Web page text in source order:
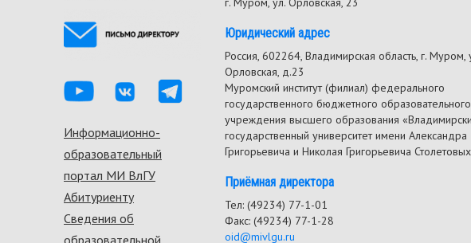
Footer
menu
Информационно-
образовательный
портал МИ ВлГУ
Абитуриенту
Сведения об
Юридический адрес
Россия, 602264, Владимирская область, г. Муром,
Орловская, д.23
Муромский институт (филиал) федерального
государственного бюджетного образовательного
учреждения высшего образования
государственный университет имени Александра
Григорьевича и Николая Григорьевича
Приёмная директора
Тел: (49234) 77-1-01
Факс: (49234) 77-1-28
oid@mivlgu.ru